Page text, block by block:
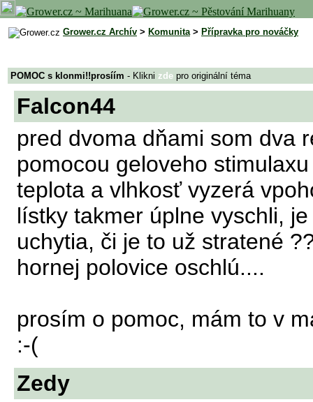
Grower.cz Archív > Komunita> Přípravka pro nováčky
POMOC s klonmi!!prosíím - Klikni zde pro originální téma
Falcon44
pred dvoma dňami som dva
pomocou geloveho
teplota a vlhkosť vyzerá
lístky takmer úplne vyschli,
uchytia, či je to už stratené
hornej polovice oschlú....
prosím o pomoc, mám to v
:-(
Zedy